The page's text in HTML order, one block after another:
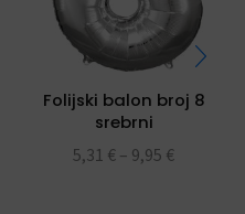
Folijski balon broj 8
srebrni
5,31 € – 9,95 €